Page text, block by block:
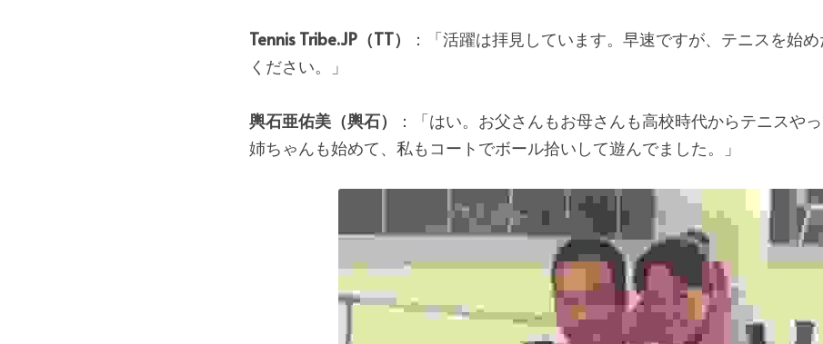
Tennis Tribe.JP（TT）
：「活躍は拝見しています。早速ですが、テニスを始
ください。」
輿石亜佑美（輿石）
：「はい。お父さんもお母さんも高校時代からテニスや
姉ちゃんも始めて、私もコートでボール拾いして遊んでました。」